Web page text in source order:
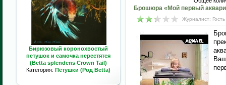
Бирюзовый коронохвостый
петушок и самочка нерестятся
(Betta splendens Crown Tail)
Категория: Петушки (Род Betta)
Брошюра «Мой первый
Журналист: